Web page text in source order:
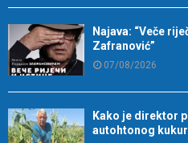
Najava: “Veče
Zafranović”
07/08/2026
Kako je direktor
autohtonog